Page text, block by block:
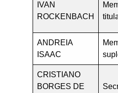
IVAN
ROCKENBACH
ANDREIA
ISAAC
CRISTIANO
BORGES DE